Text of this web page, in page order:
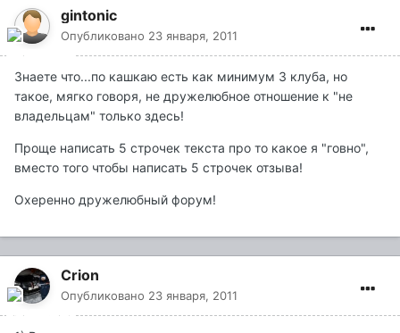
gintonic
Опубликовано 23 января, 2011
Знаете что...по кашкаю есть как минимум 3 клуба, но
такое, мягко говоря, не дружелюбное отношение к "не
владельцам" только здесь!
Проще написать 5 строчек текста про то какое я "говно",
вместо того чтобы написать 5 строчек отзыва!
Охеренно дружелюбный форум!
Crion
Опубликовано 23 января, 2011